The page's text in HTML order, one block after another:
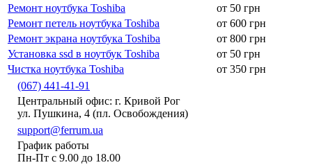
Ремонт ноутбука Toshiba
от 50 грн
Ремонт петель ноутбука Toshiba
от 600 грн
Ремонт экрана ноутбука Toshiba
от 800 грн
Установка ssd в ноутбук Toshiba
от 50 грн
Чистка ноутбука Toshiba
от 350 грн
(067) 441-41-91
Центральный офис: г. Кривой Рог
ул. Пушкина, 4 (пл. Освобождения)
support@ferrum.ua
График работы
Пн-Пт с 9.00 до 18.00